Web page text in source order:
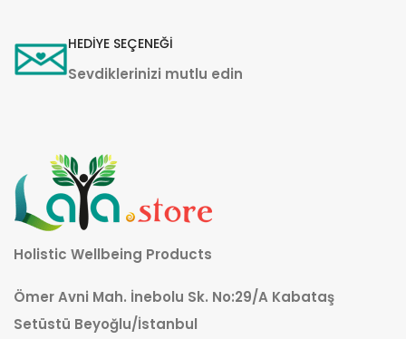
HEDİYE SEÇENEĞİ
Sevdiklerinizi mutlu edin
Holistic Wellbeing Products
Ömer Avni Mah. İnebolu Sk. No:29/A Kabataş
Setüstü Beyoğlu/İstanbul